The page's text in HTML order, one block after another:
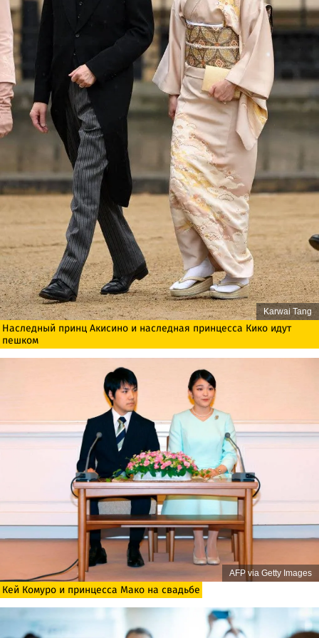
Karwai Tang
Наследный принц Акисино и наследная принцесса Кико идут
пешком
AFP via Getty Images
Кей Комуро и принцесса Мако на свадьбе